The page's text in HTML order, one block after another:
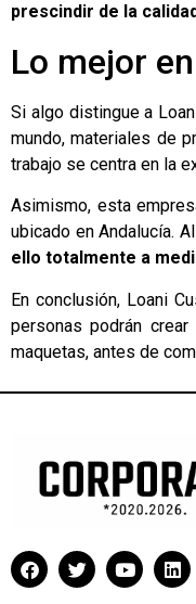
prescindir de la
Lo mejor
Si algo distingue a
mundo, materiales de
trabajo se centra en la
Asimismo, esta
ubicado en Andalucía.
ello totalmente a
En conclusión, Loani
personas podrán
maquetas, antes de